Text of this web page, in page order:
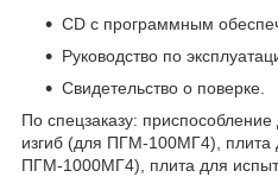
CD с программным
Руководство по
Свидетельство о поверке.
По спецзаказу:
изгиб (для ПГМ-100МГ4), плита
ПГМ-1000МГ4), плита для